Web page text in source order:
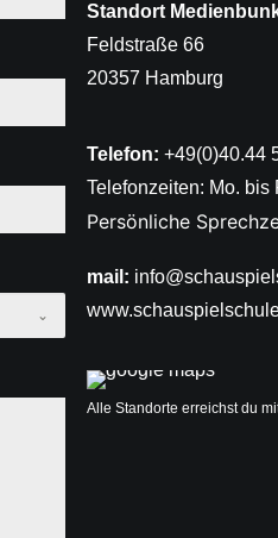
Standort
Feldstraße 66
20357 Hamburg
Telefon: +49(0)40.44
Telefonzeiten: Mo. bis
Persönliche
mail:
Alle Standorte erreichst du